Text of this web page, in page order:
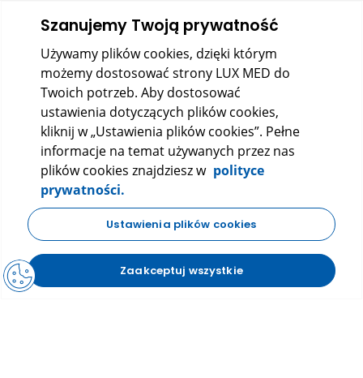
LUX MED Sp. z o.o.
ul. Szturmowa 2, 02-678 Warszawa
KRS: 0000265353
NIP: 5272523080
REGON: 140723603
Polityka prywatności | Regulamin | FAQ
Szanujemy Twoją prywatność
Używamy plików cookies, dzięki którym
możemy dostosować strony LUX MED do
Twoich potrzeb. Aby dostosować
ustawienia dotyczących plików cookies,
kliknij w „Ustawienia plików cookies”. Pełne
informacje na temat używanych przez nas
plików cookies znajdziesz w polityce
prywatności.
Ustawienia plików cookies
Zaakceptuj wszystkie